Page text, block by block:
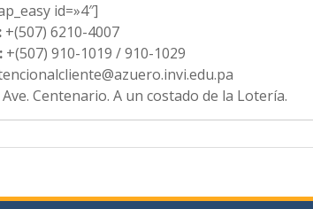
id=»4″]
+(507) 6210-4007
+(507) 910-1019 / 910-1029
Ave. Centenario. A un costado de la Lotería.